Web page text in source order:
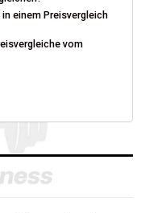
einem Preisvergleich
vom